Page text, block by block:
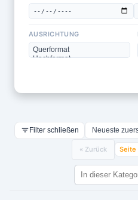
AUSRICHTUNG
Filter schließen
« Zurück